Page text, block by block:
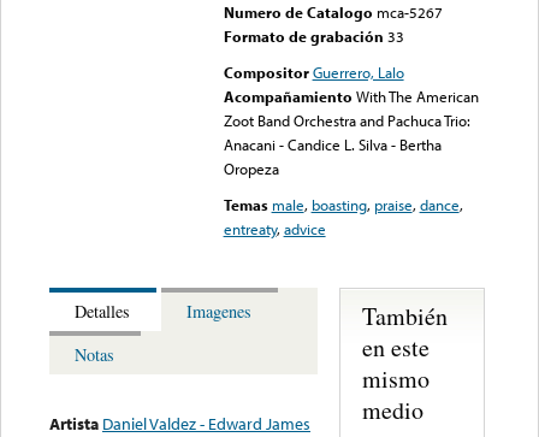
Numero de Catalogo mca-5267
Formato de grabación 33
Compositor Guerrero, Lalo
Acompañamiento With The American
Zoot Band Orchestra and Pachuca Trio:
Anacani - Candice L. Silva - Bertha
Oropeza
Temas male, boasting, praise,dance,
entreaty,advice
Detalles
Imagenes
Notas
Artista Daniel Valdez - Edward James
También
en este
mismo
medio